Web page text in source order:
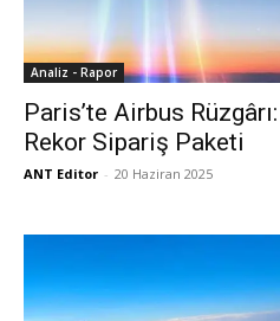
Analiz - Rapor
Paris’te Airbus
Rekor Sipariş Paketi
ANT Editor - 20 Haziran 2025